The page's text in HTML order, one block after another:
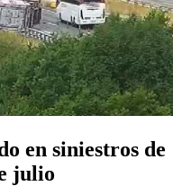
en siniestros de
julio